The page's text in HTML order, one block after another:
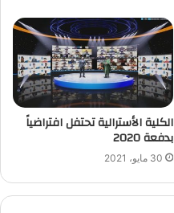
الكلية الأسترالية تحتفل افتراضياً
بدفعة 2020
30 مايو، 2021